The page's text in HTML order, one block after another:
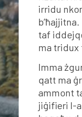
irridu
taf
ma tridux
Imma
qatt ma
ammont
jiġifieri l-